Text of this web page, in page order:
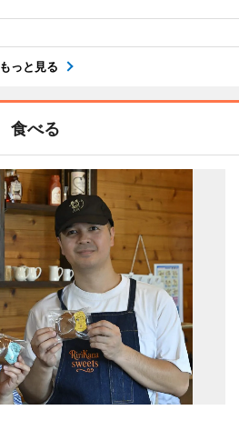
もっと見る
食べる